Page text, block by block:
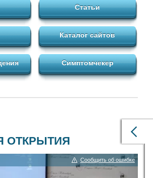
Статьи
Каталог сайтов
Симптомчекер
ОТКРЫТИЯ
Сообщить об ошибке